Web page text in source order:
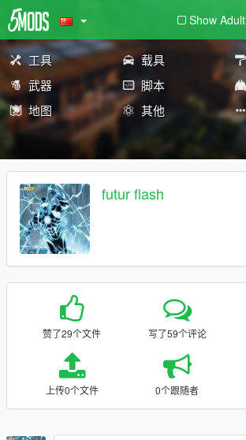
Show Adult
工具 载具
武器
脚本
地图
其他
futur flash
赞了29个文件 写了59个评论
上传0个文件 0个跟随者